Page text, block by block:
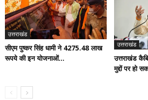
उत्तराखंड
सीएम पुष्कर सिंह धामी ने 4275.48 लाख
रूपये की इन योजनाओं...
उत्तराखंड
उत्तराखंड
मुद्दों पर हो